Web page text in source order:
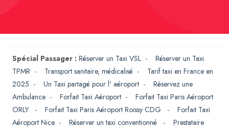
Spécial Passager : Réserver un Taxi VSL - Réserver un Taxi
TPMR - Transport sanitaire, médicalisé - Tarif taxi en France en
2025 - Un Taxi partagé pour l' aéroport - Réservez une
Ambulance - Forfait Taxi Aéroport - Forfait Taxi Paris Aéroport
ORLY
- Forfait Taxi Paris Aéroport Roissy CDG - Forfait Taxi
Aéroport Nice - Réserver un taxi conventionné - Prestataire